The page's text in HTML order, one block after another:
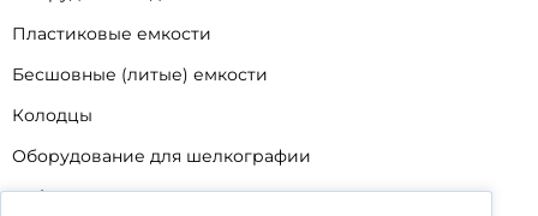
Пластиковые емкости
Бесшовные (литые) емкости
Колодцы
Оборудование для шелкографии
Кабины для промывки и напыления